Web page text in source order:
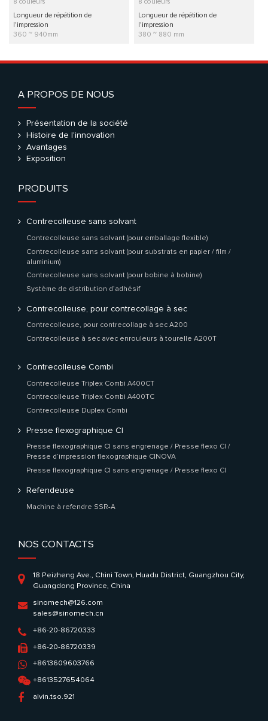
8 couleurs
Longueur de répétition de
l'impression
360 ~ 940mm
8 couleurs
Longueur de répétition de
l'impression
380 ~ 880 mm
A PROPOS DE NOUS
Présentation de la société
Histoire de l'innovation
Avantages
Exposition
PRODUITS
Contrecolleuse sans solvant
Contrecolleuse sans solvant (pour emballage flexible)
Contrecolleuse sans solvant (pour substrats en papier / film /
aluminium)
Contrecolleuse sans solvant (pour bobine à bobine)
Système de distribution d’adhésif
Contrecolleuse, pour contrecollage à sec
Contrecolleuse, pour contrecollage à sec A200
Contrecolleuse à sec avec enrouleurs à tourelle A200T
Contrecolleuse Combi
Contrecolleuse Triplex Combi A400CT
Contrecolleuse Triplex Combi A400TC
Contrecolleuse Duplex Combi
Presse flexographique CI
Presse flexographique CI sans engrenage / Presse flexo CI /
Presse d’impression flexographique CINOVA
Presse flexographique CI sans engrenage / Presse flexo CI
Refendeuse
Machine à refendre SSR-A
NOS CONTACTS
18 Peizheng Ave., Chini Town, Huadu District, Guangzhou City,
Guangdong Province, China
sinomech@126.com
sales@sinomech.cn
+86-20-86720333
+86-20-86720339
+8613609603766
+8613527654064
alvin.tso.921